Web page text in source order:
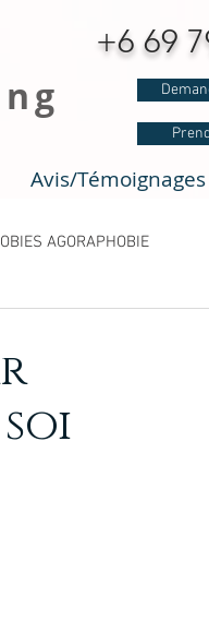
+6 69
Avis/Témoignages
AGORAPHOBIE